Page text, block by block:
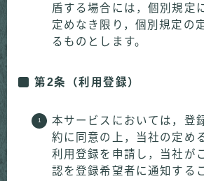
盾する場合には，個別規定
定めなき限り，個別規定の
るものとします。
第2条（利用登録）
本サービスにおいては，登
約に同意の上，当社の定め
利用登録を申請し，当社が
認を登録希望者に通知する